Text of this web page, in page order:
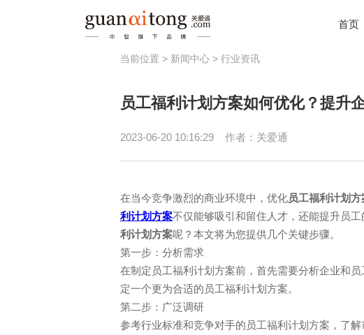
首页
员工激励
健康管理
当前位置 > 新闻中心 > 行业资讯
员工福利计划方案如何优化？提升
2023-06-20 10:16:29 作者：关爱通
在当今竞争激烈的商业环境中，优化员工福利计划方
利计划方案不仅能够吸引和留住人才，还能提升员
利计划方案呢？本文将为您提供几个关键步骤。
第一步：分析需求
在制定员工福利计划方案前，首先需要分析企业和
定一个更为合适的员工福利计划方案。
第二步：广泛调研
参考行业标准和竞争对手的员工福利计划方案，了